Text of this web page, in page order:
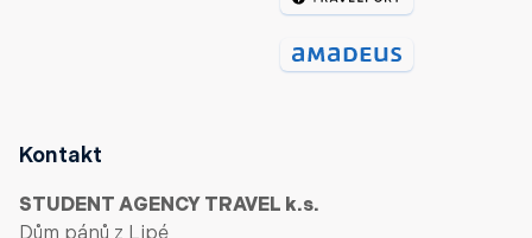
Kontakt
STUDENT AGENCY TRAVEL k.s.